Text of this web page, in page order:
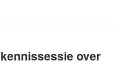
over